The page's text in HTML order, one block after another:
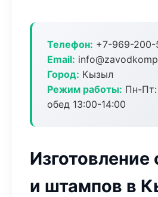
Телефон: +7-969-
Email:
Город: Кызыл
Режим работы: Пн-Пт:
обед 13:00-14:00
Изготовление
и штампов в